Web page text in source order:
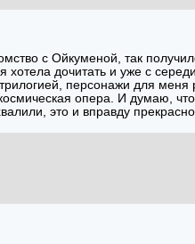
с Ойкуменой, так
дочитать и уже с
персонажи для
опера. И думаю,
это и вправду